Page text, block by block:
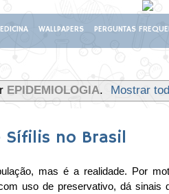
WALLPAPERS PERGUNTAS
EPIDEMIOLOGIA. Mostrar
Sífilis no Brasil
mas é a realidade. Por
uso de preservativo, dá sinais